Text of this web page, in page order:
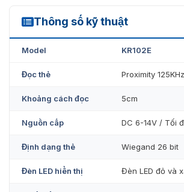
Sản phẩm đầu đọc thẻ không tiếp xúc
VietnamSmart nhập khẩu và phân phối
lượng đảm bảo, được những kỹ thuật
dùng. Ngoài ra, chúng tôi còn cung cấp
thiết bị an ninh khác, kiểm soát vào ra
hợp với nhiều mô hình doanh nghiệp.
pháp công nghệ an ninh hiện đại mang
Thông số kỹ thuật
KR102E
Model KR102E
Đọc thẻ Proximity
Khoảng cách đọc 5cm
Nguồn cấp DC 6-14V / Tối
Định dạng thẻ Wiegand 26 bit
Đèn LED hiển thị Đèn LED đỏ và